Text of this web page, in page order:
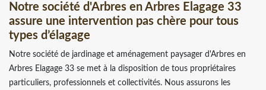
Notre société d'Arbres en Arbres Elagage 33
assure une intervention pas chère pour tous
types d’élagage
Notre société de jardinage et aménagement paysager d'Arbres en
Arbres Elagage 33 se met à la disposition de tous propriétaires
particuliers, professionnels et collectivités. Nous assurons les